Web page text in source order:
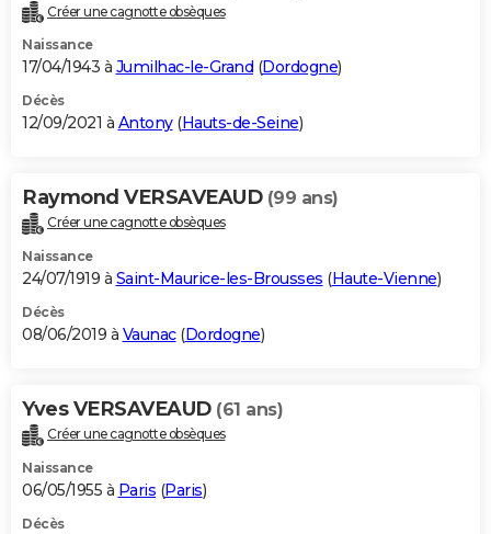
Créer une cagnotte obsèques
Naissance
17/04/1943 à Jumilhac-le-Grand (Dordogne)
Décès
12/09/2021 à Antony(Hauts-de-Seine)
Raymond VERSAVEAUD (99 ans)
Créer une cagnotte obsèques
Naissance
24/07/1919 à Saint-Maurice-les-Brousses (Haute-Vienne)
Décès
08/06/2019 à Vaunac(Dordogne)
Yves VERSAVEAUD (61 ans)
Créer une cagnotte obsèques
Naissance
06/05/1955 à Paris (Paris)
Décès